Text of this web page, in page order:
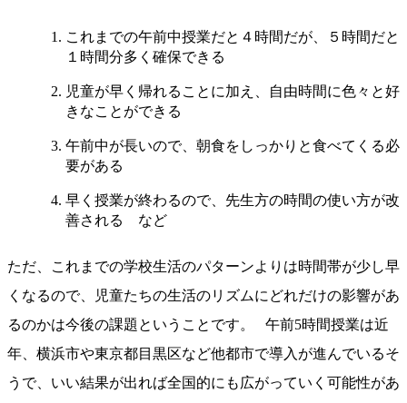
これまでの午前中授業だと４時間だが、５時間だと
１時間分多く確保できる
児童が早く帰れることに加え、自由時間に色々と好
きなことができる
午前中が長いので、朝食をしっかりと食べてくる必
要がある
早く授業が終わるので、先生方の時間の使い方が改
善される など
ただ、これまでの学校生活のパターンよりは時間帯が少し早
くなるので、児童たちの生活のリズムにどれだけの影響があ
るのかは今後の課題ということです。 午前5時間授業は近
年、横浜市や東京都目黒区など他都市で導入が進んでいるそ
うで、いい結果が出れば全国的にも広がっていく可能性があ